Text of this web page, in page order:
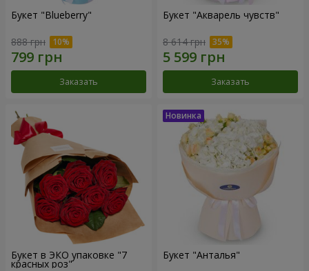
Букет "Blueberry"
888 грн
Заказать
Букет "Акварель чувств"
8 614 грн
Заказать
Букет в ЭКО упаковке "7
красных роз"
Букет "Анталья"